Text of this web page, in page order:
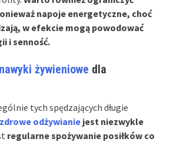
napoje energetyczne, choć
w efekcie mogą powodować
i senność.
żywieniowe dla
tych spędzających długie
zdrowe odżywianie jest niezwykle
regularne spożywanie posiłków co